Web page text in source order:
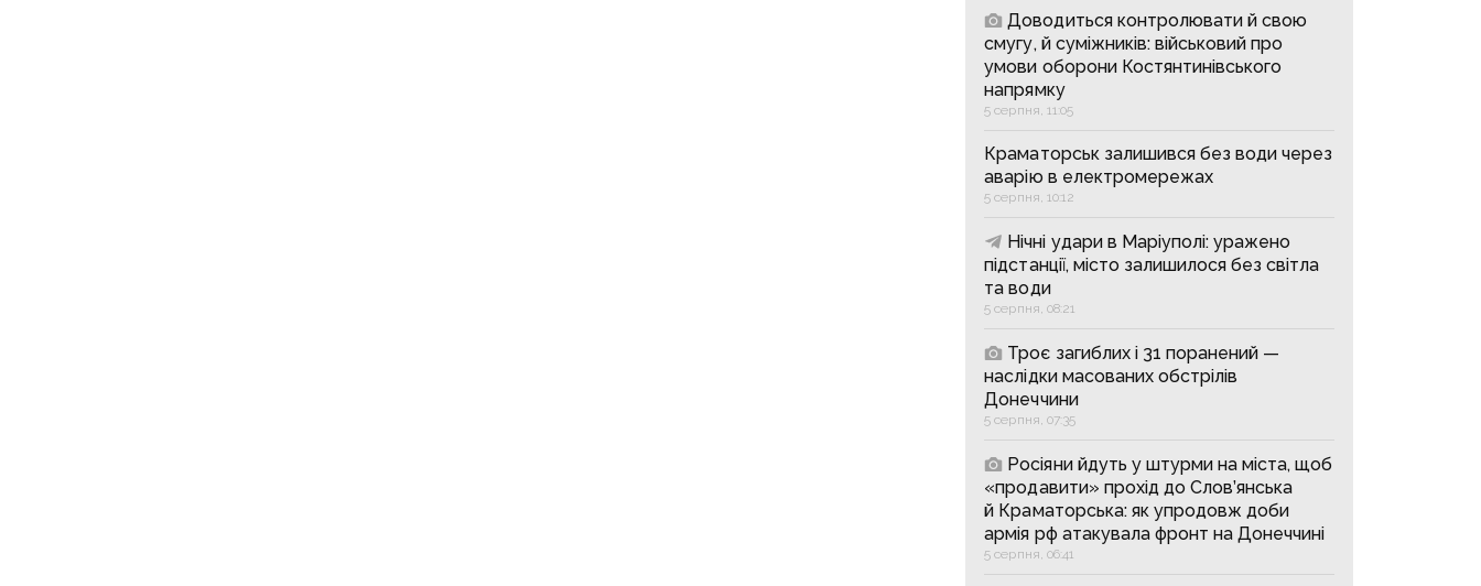
Доводиться контролювати й свою
смугу, й суміжників: військовий про
умови оборони Костянтинівського
напрямку
5 серпня, 11:05
Краматорськ залишився без води через
аварію в електромережах
5 серпня, 10:12
Нічні удари в Маріуполі: уражено
підстанції, місто залишилося без світла
та води
5 серпня, 08:21
Троє загиблих і 31 поранений —
наслідки масованих обстрілів
Донеччини
5 серпня, 07:35
Росіяни йдуть у штурми на міста, щоб
«продавити» прохід до Слов’янська
й Краматорська: як упродовж доби
армія рф атакувала фронт на Донеччині
5 серпня, 06:41